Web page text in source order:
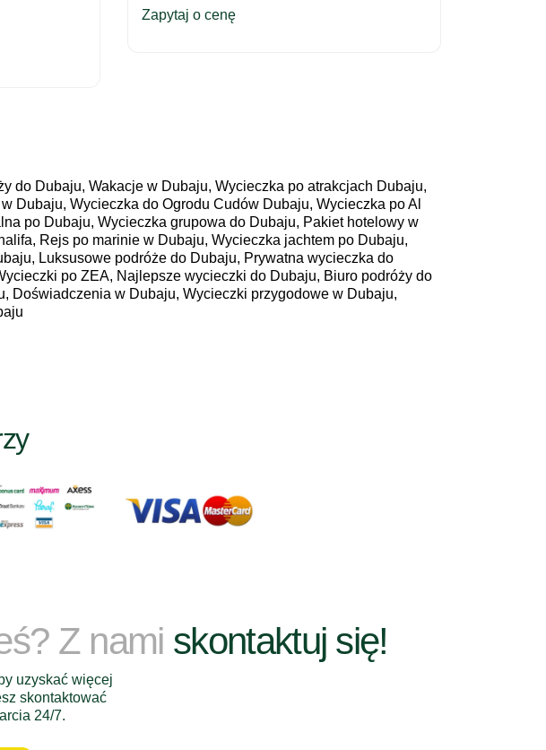
Zapytaj o cenę
do Dubaju, Wakacje w Dubaju, Wycieczka po atrakcjach Dubaju,
Dubaju, Wycieczka do Ogrodu Cudów Dubaju, Wycieczka po Al
po Dubaju, Wycieczka grupowa do Dubaju, Pakiet hotelowy w
Rejs po marinie w Dubaju, Wycieczka jachtem po Dubaju,
Luksusowe podróże do Dubaju, Prywatna wycieczka do
po ZEA, Najlepsze wycieczki do Dubaju, Biuro podróży do
Doświadczenia w Dubaju, Wycieczki przygodowe w Dubaju,
Z nami skontaktuj się!
uzyskać więcej
skontaktować
24/7.